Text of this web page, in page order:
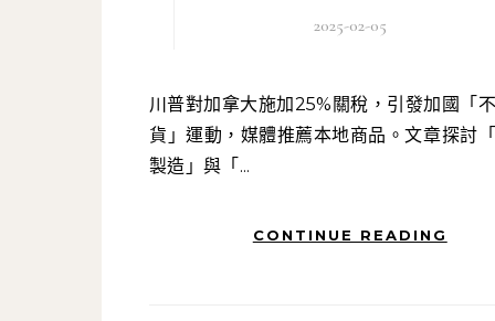
2025-02-05
川普對加拿大施加25%關稅，引發加國「不買美國
貨」運動，媒體推薦本地商品。文章探討
製造」與「...
CONTINUE READING